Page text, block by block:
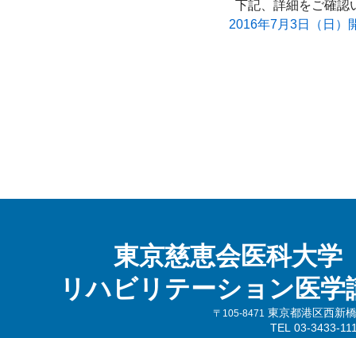
2016年7月3日（日）
東京慈恵会医科大学
リハビリテーション医学
〒105-8471
東京都港区西新
TEL 03-3433-